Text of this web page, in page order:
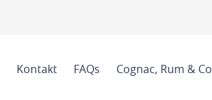
Kontakt FAQs Cognac, Rum & Co